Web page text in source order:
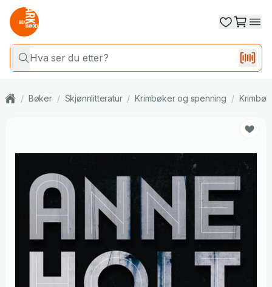
/ Bøker / Skjønnlitteratur / Krimbøker og spenning /